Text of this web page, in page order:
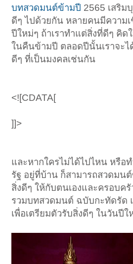
บทสวดมนต์ข้ามปี 2565 เสริม
ดีๆ ไปด้วยกัน หลายคนมีความเ
ปีใหม่ๆ ถ้าเราทำแต่สิ่งที่ดีๆ คิด
ในคืนข้ามปี ตลอดปีนั้นเราจะไ
ดีๆ ที่เป็นมงคลเช่นกัน
<![CDATA[
]]>
และหากใครไม่ได้ไปไหน หรือ
รัฐ อยู่ที่บ้าน ก็สามารถสวดมน
สิ่งดีๆ ให้กับตนเองและครอบค
รวมบทสวดมนต์ ฉบับกะทัดรัด
เพื่อเตรียมตัวรับสิ่งดีๆ ในวันปีใ